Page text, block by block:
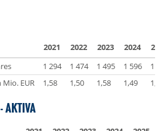
2021 2022 2023 2024
1 294 1 474 1 495 1 596
1
EUR
1,58 1,50 1,58 1,49 1,62
AKTIVA